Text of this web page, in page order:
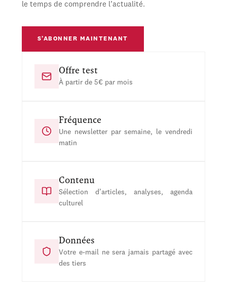
le temps de comprendre l’actualité.
S’ABONNER MAINTENANT
Offre test
À partir de 5€ par mois
Fréquence
Une newsletter par semaine, le vendredi
matin
Contenu
Sélection d’articles, analyses, agenda
culturel
Données
Votre e-mail ne sera jamais partagé avec
des tiers